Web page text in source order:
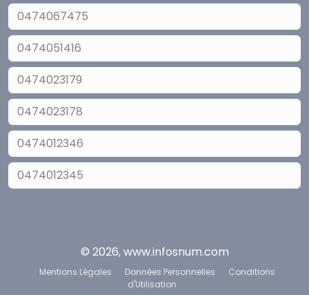
0474067475
0474051416
0474023179
0474023178
0474012346
0474012345
© 2026, www.infosnum.com
Mentions Légales Données Personnelles
Conditions
d'Utilisation